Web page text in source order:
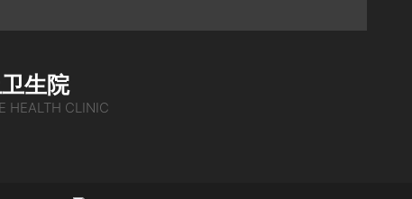
生院
HEALTH CLINIC